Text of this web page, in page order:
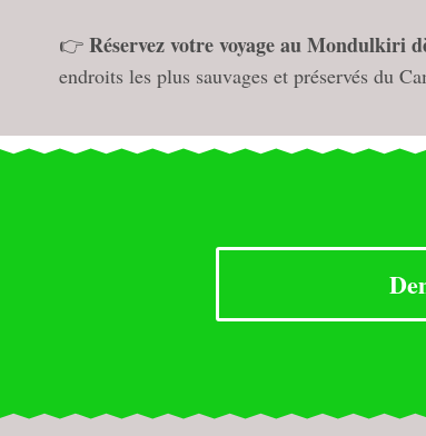
👉 Réservez votre voyage au Mondulkiri
endroits les plus sauvages et préservés du